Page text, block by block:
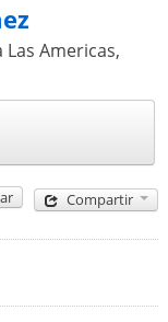
Las Americas,
Compartir